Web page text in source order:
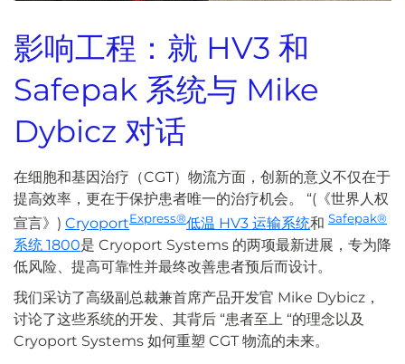
影响工程：就 HV3 和
Safepak 系统与 Mike
Dybicz 对话
在细胞和基因治疗（CGT）物流方面，创新的意义不仅在于
提高效率，更在于保护患者唯一的治疗机会。 “(《世界人权
宣言》) CryoportExpress®低温 HV3 运输系统和 Safepak®
系统 1800是 Cryoport Systems 的两项最新进展，专为降
低风险、提高可靠性并最终改善患者预后而设计。
我们采访了高级副总裁兼首席产品开发官 Mike Dybicz，
讨论了这些系统的开发、其背后 “患者至上 “的理念以及
Cryoport Systems 如何重塑 CGT 物流的未来。